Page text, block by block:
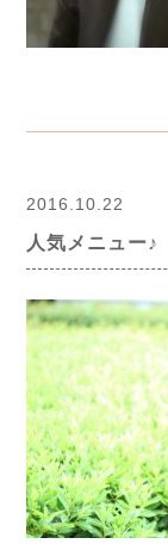
2016.10.22
人気メニュー♪